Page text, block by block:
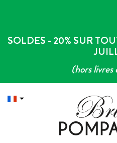
SOLDES - 20% SUR
(hors
